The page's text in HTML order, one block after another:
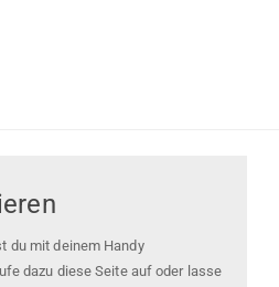
du mit deinem Handy
dazu diese Seite auf oder lasse